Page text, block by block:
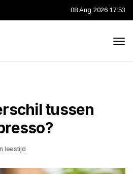
08 Aug 2026 17:53
tussen
leestijd